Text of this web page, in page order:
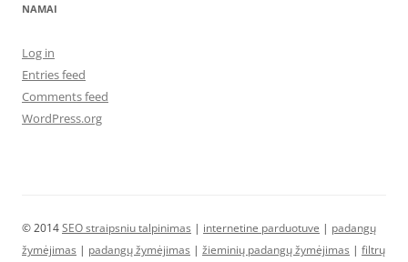
NAMAI
Log in
Entries feed
Comments feed
WordPress.org
© 2014SEO straipsniu talpinimas | internetine parduotuve | padangų
žymėjimas | padangų žymėjimas | žieminių padangų žymėjimas | filtrų